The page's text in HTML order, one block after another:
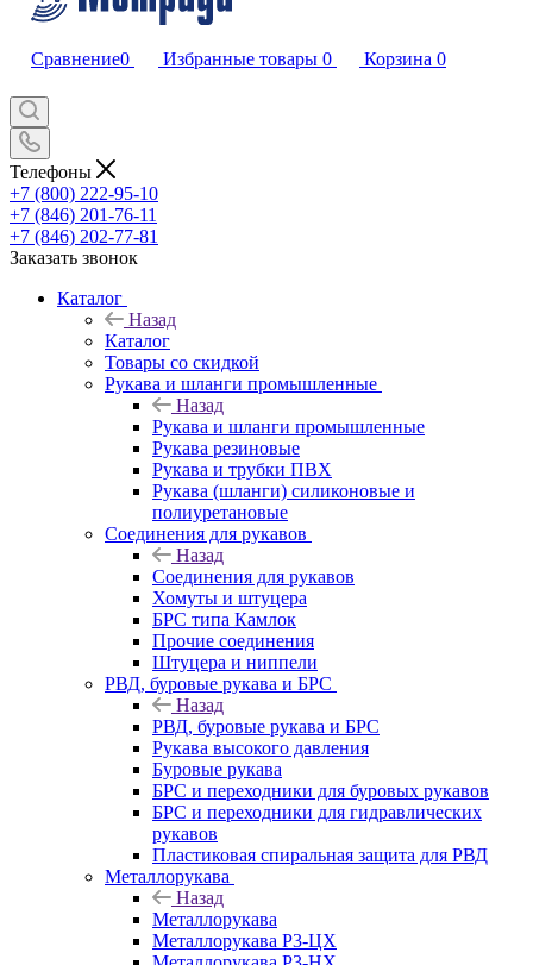
Сравнение0 Избранные товары 0 Корзина 0
Телефоны
+7 (800) 222-95-10
+7 (846) 201-76-11
+7 (846) 202-77-81
Заказать звонок
Каталог
Назад
Каталог
Товары со скидкой
Рукава и шланги промышленные
Назад
Рукава и шланги промышленные
Рукава резиновые
Рукава и трубки ПВХ
Рукава (шланги) силиконовые и
полиуретановые
Соединения для рукавов
Назад
Соединения для рукавов
Хомуты и штуцера
БРС типа Камлок
Прочие соединения
Штуцера и ниппели
РВД, буровые рукава и БРС
Назад
РВД, буровые рукава и БРС
Рукава высокого давления
Буровые рукава
БРС и переходники для буровых рукавов
БРС и переходники для гидравлических
рукавов
Пластиковая спиральная защита для РВД
Металлорукава
Назад
Металлорукава
Металлорукава Р3-ЦХ